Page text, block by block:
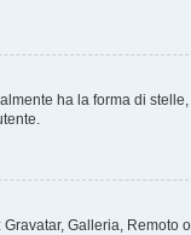
ha la forma di
Galleria, Remoto